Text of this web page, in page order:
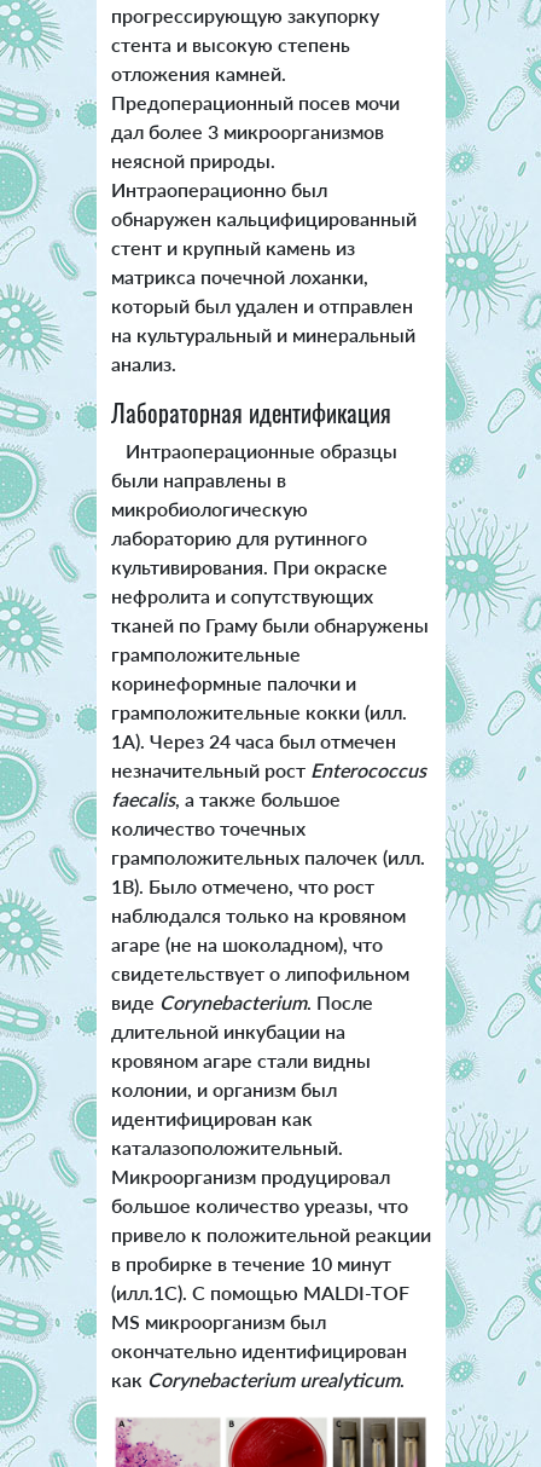
прогрессирующую закупорку
стента и высокую степень
отложения камней.
Предоперационный посев мочи
дал более 3 микроорганизмов
неясной природы.
Интраоперационно был
обнаружен кальцифицированный
стент и крупный камень из
матрикса почечной лоханки,
который был удален и отправлен
на культуральный и минеральный
анализ.
Лабораторная идентификация
Интраоперационные образцы
были направлены в
микробиологическую
лабораторию для рутинного
культивирования. При окраске
нефролита и сопутствующих
тканей по Граму были обнаружены
грамположительные
коринеформные палочки и
грамположительные кокки (илл.
1А). Через 24 часа был отмечен
незначительный рост Enterococcus
faecalis, а также большое
количество точечных
грамположительных палочек (илл.
1В). Было отмечено, что рост
наблюдался только на кровяном
агаре (не на шоколадном), что
свидетельствует о липофильном
виде Corynebacterium. После
длительной инкубации на
кровяном агаре стали видны
колонии, и организм был
идентифицирован как
каталазоположительный.
Микроорганизм продуцировал
большое количество уреазы, что
привело к положительной реакции
в пробирке в течение 10 минут
(илл.1С). С помощью MALDI-TOF
MS микроорганизм был
окончательно идентифицирован
как Corynebacterium urealyticum.